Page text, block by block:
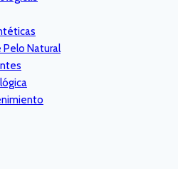
Pelo Natural